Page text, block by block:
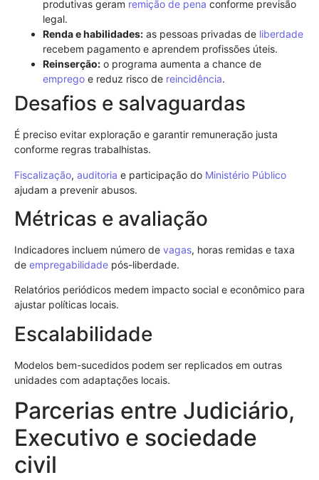
produtivas geram remição de pena conforme previsão
legal.
Renda e habilidades: as pessoas privadas de liberdade
recebem pagamento e aprendem profissões úteis.
Reinserção: o programa aumenta a chance de
emprego e reduz risco de reincidência.
Desafios e salvaguardas
É preciso evitar exploração e garantir remuneração justa
conforme regras trabalhistas.
Fiscalização, auditoria e participação do Ministério Público
ajudam a prevenir abusos.
Métricas e avaliação
Indicadores incluem número de vagas, horas remidas e taxa
de empregabilidade pós-liberdade.
Relatórios periódicos medem impacto social e econômico para
ajustar políticas locais.
Escalabilidade
Modelos bem-sucedidos podem ser replicados em outras
unidades com adaptações locais.
Parcerias entre Judiciário,
Executivo e sociedade
civil